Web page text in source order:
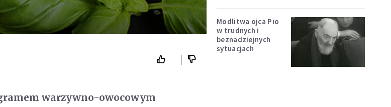
warzywno-owocowym
Modlitwa ojca Pio
w trudnych i
beznadziejnych
sytuacjach